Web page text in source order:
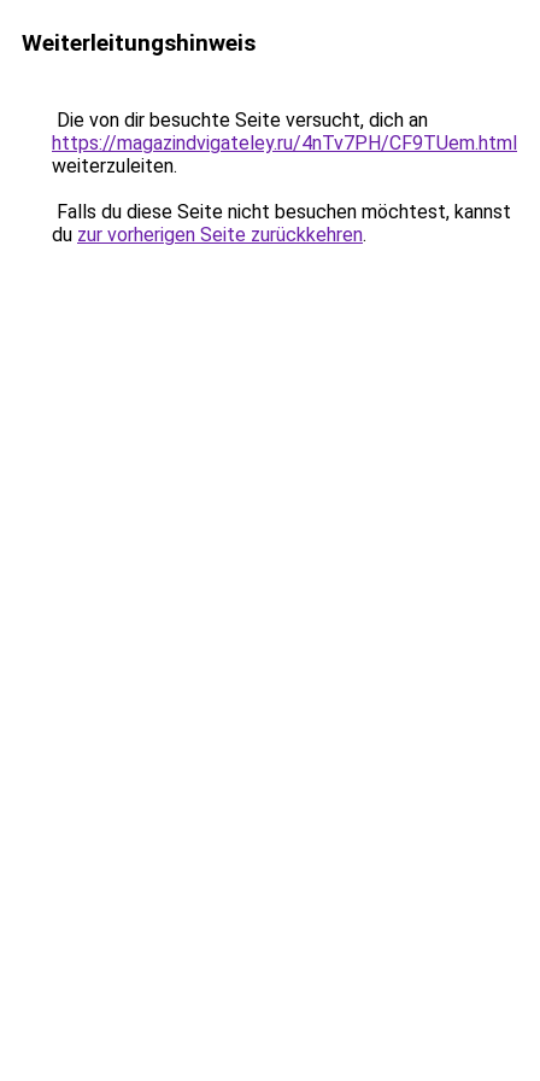
Weiterleitungshinweis
Die von dir besuchte Seite versucht, dich an
https://magazindvigateley.ru/4nTv7PH/CF9TUem.html
weiterzuleiten.
Falls du diese Seite nicht besuchen möchtest, kannst
du zur vorherigen Seite zurückkehren.